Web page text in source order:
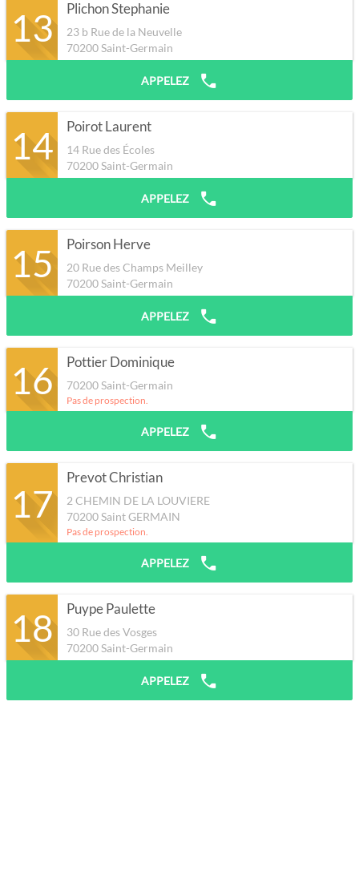
13 Plichon Stephanie
23 b Rue de la Neuvelle
70200Saint-Germain
APPELEZ
14 Poirot Laurent
14 Rue des Écoles
70200Saint-Germain
APPELEZ
15 Poirson Herve
20 Rue des Champs Meilley
70200Saint-Germain
APPELEZ
16 Pottier Dominique
70200Saint-Germain
Pas de prospection.
APPELEZ
17
Prevot Christian
2 CHEMIN DE LA LOUVIERE
70200Saint GERMAIN
Pas de prospection.
APPELEZ
18 Puype Paulette
30 Rue des Vosges
70200Saint-Germain
APPELEZ